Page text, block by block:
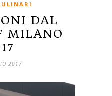
DAL
MILANO
2017